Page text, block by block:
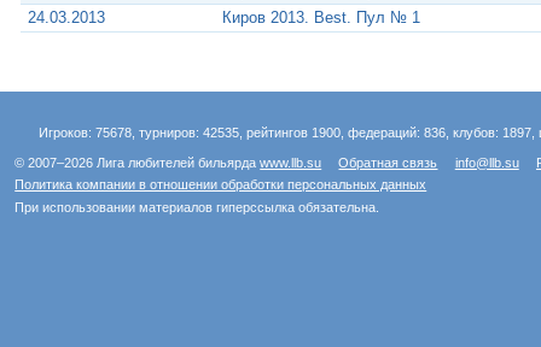
24.03.2013
Киров 2013. Best. Пул № 1
Игроков: 75678, турниров: 42535, рейтингов 1900, федераций: 836, клубов:
© 2007–2026 Лига любителей бильярдаwww.llb.su Обратная связь info@llb.su
Политика компании в отношении обработки персональных данных
При использовании материалов гиперссылка обязательна.